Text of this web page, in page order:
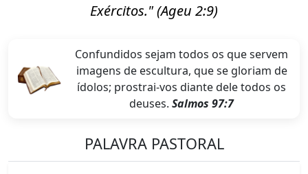
Exércitos." (Ageu 2:9)
Confundidos sejam todos os que servem
imagens de escultura, que se gloriam de
ídolos; prostrai-vos diante dele todos os
deuses. Salmos 97:7
PALAVRA PASTORAL